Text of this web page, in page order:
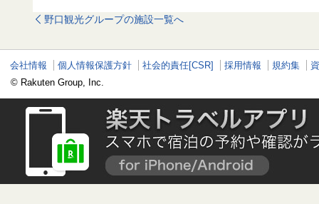
ツ
野口観光グループの施設一覧へ
会社情報 個人情報保護方針 社会的責任[CSR] 採用情報 規約集
© Rakuten Group, Inc.